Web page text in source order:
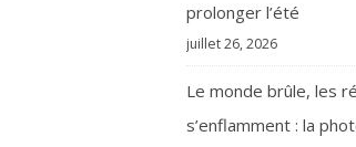
prolonger l’été
juillet 26, 2026
Le monde brûle, les
s’enflamment : la